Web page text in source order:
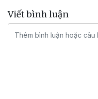
Viết bình luận